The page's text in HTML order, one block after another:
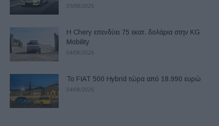
05/08/2026
Η Chery επενδύει 75 εκατ. δολάρια στην KG
Mobility
04/08/2026
Το FIAT 500 Hybrid τώρα από 18.990 ευρώ
04/08/2026